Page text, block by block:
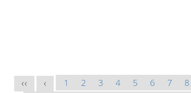
<< < 1 2 3 4 5 6 7 8